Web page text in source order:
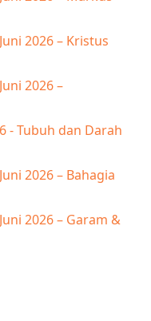
2026 – Kristus
2026 –
- Tubuh dan Darah
2026 – Bahagia
2026 – Garam &